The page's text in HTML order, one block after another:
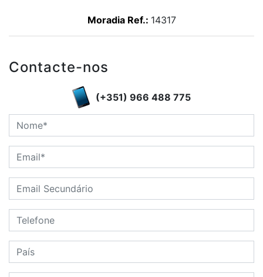
Moradia Ref.: 14317
Contacte-nos
(+351) 966 488 775